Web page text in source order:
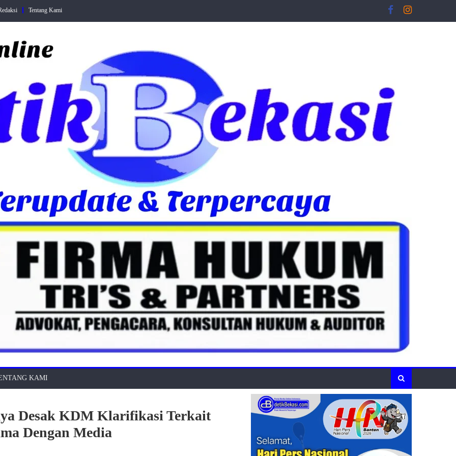
Tentang Kami
KAMI
Desak KDM Klarifikasi Terkait
Dengan Media